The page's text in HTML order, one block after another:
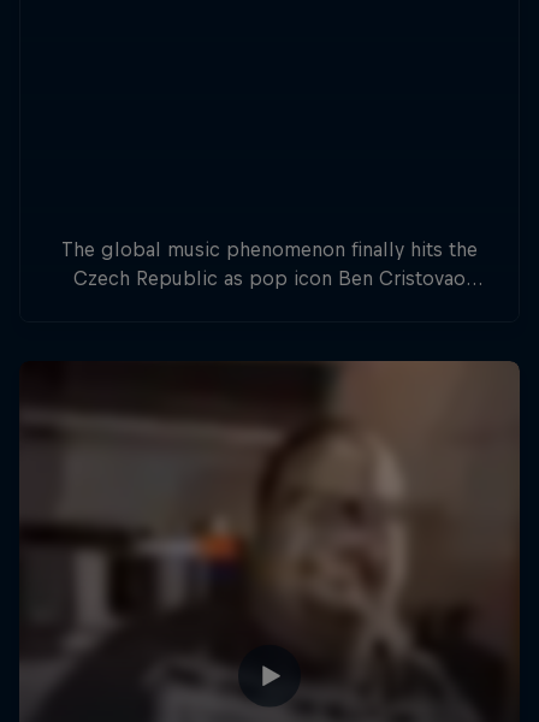
The global music phenomenon finally hits the
Czech Republic as pop icon Ben Cristovao